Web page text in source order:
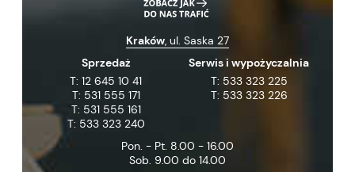
Kraków, ul. Saska 27
Sprzedaż
T:12 645 10 41
T: 531 555 171
T: 531 555 161
T: 533 323 240
Serwis i wypożyczalnia
T: 533 323 225
T: 533 323 226
Pon. - Pt. 8.00 - 16.00
Sob. 9.00 do 14.00